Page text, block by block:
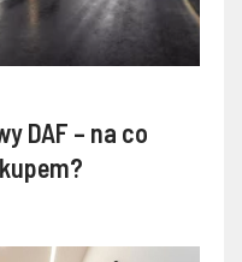
DAF – na co